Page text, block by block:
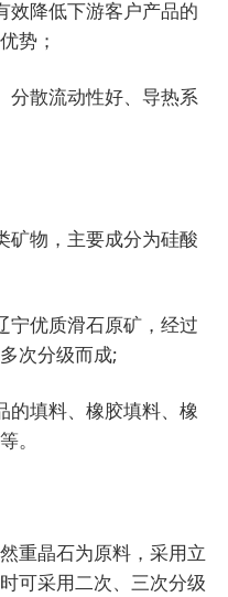
效降低下游客户产品的
势；
分散流动性好、导热系
矿物，主要成分为硅酸
宁优质滑石原矿，经过
次分级而成;
的填料、橡胶填料、橡
。
重晶石为原料，采用立
可采用二次、三次分级